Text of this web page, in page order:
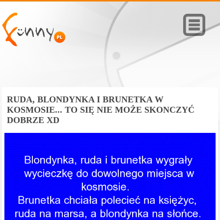
RUDA, BLONDYNKA I BRUNETKA W
KOSMOSIE... TO SIĘ NIE MOŻE SKONCZYĆ
DOBRZE XD